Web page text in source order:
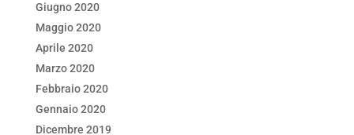
Giugno 2020
Maggio 2020
Aprile 2020
Marzo 2020
Febbraio 2020
Gennaio 2020
Dicembre 2019